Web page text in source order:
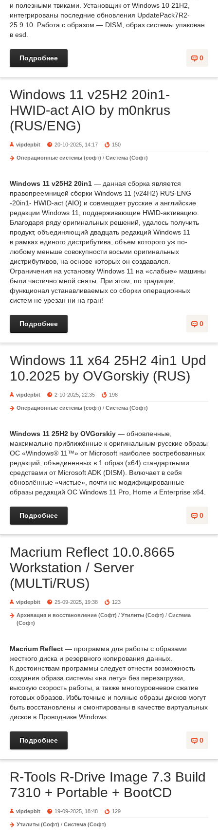
и полезными твиками. Установщик от Windows 10 21H2,
интегрированы последние обновления UpdatePack7R2-
25.9.10. Работа с образом — DISM, образ системы упакован
в esd.
0
Подробнее
Windows 11 v25H2 20in1-
HWID-act AIO by m0nkrus
(RUS/ENG)
vipdepbit 20-10-2025, 14:17 150
Операционные системы (софт) / Система (Софт)
Windows 11 v25H2 20in1 — данная сборка является
правопреемницей сборки Windows 11 (v24H2) RUS-ENG
-20in1- HWID-act (AIO) и совмещает русские и английские
редакции Windows 11, поддерживающие HWID-активацию.
Благодаря ряду оригинальных решений, удалось получить
продукт, объединяющий двадцать редакций Windows 11
в рамках единого дистрибутива, объем которого уж по-
любому меньше совокупности восьми оригинальных
дистрибутивов, на основе которых он создавался.
Ограничения на установку Windows 11 на «слабые» машины
были частично мной сняты. При этом, по традиции,
функционал устанавливаемых со сборки операционных
систем не урезан ни на гран!
0
Подробнее
Windows 11 x64 25H2 4in1 Upd
10.2025 by OVGorskiy (RUS)
vipdepbit 2-10-2025, 22:35 198
Операционные системы (софт) / Система (Софт)
Windows 11 25H2 by OVGorskiy — обновленные,
максимально приближённые к оригинальным русские образы
ОС «Windows® 11™» от Microsoft наиболее востребованных
редакций, объединенных в 1 образ (x64) стандартными
средствами от Microsoft ADK (DISM). Включает в себя
обновлённые «чистые», почти не модифицированные
образы редакций ОС Windows 11 Pro, Home и Enterprise x64.
0
Подробнее
Macrium Reflect 10.0.8665
Workstation / Server
(MULTi/RUS)
vipdepbit 25-09-2025, 19:38 123
Архивация и восстановление (Софт) / Утилиты (Софт) / Система
(Софт)
Macrium Reflect — программа для работы с образами
жесткого диска и резервного копирования данных.
К достоинствам программы следует отнести возможность
создания образа системы «на лету» без перезагрузки,
высокую скорость работы, а также многоуровневое сжатие
готовых образов. Избыточные и полные образы дисков могут
быть восстановлены и смонтированы в качестве виртуальных
дисков в Проводнике Windows.
0
Подробнее
R-Tools R-Drive Image 7.3 Build
7310 + Portable + BootCD
vipdepbit 19-09-2025, 18:48 129
Утилиты (Софт) / Система (Софт)